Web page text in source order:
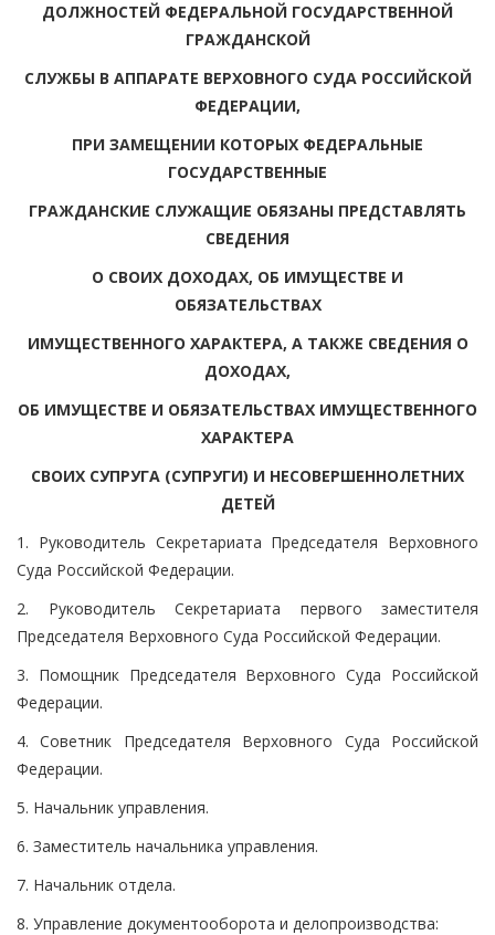
ДОЛЖНОСТЕЙ ФЕДЕРАЛЬНОЙ ГОСУДАРСТВЕННОЙ
ГРАЖДАНСКОЙ
СЛУЖБЫ В АППАРАТЕ ВЕРХОВНОГО СУДА РОССИЙСКОЙ
ФЕДЕРАЦИИ,
ПРИ ЗАМЕЩЕНИИ КОТОРЫХ ФЕДЕРАЛЬНЫЕ
ГОСУДАРСТВЕННЫЕ
ГРАЖДАНСКИЕ СЛУЖАЩИЕ ОБЯЗАНЫ ПРЕДСТАВЛЯТЬ
СВЕДЕНИЯ
О СВОИХ ДОХОДАХ, ОБ ИМУЩЕСТВЕ И
ОБЯЗАТЕЛЬСТВАХ
ИМУЩЕСТВЕННОГО ХАРАКТЕРА, А ТАКЖЕ СВЕДЕНИЯ О
ДОХОДАХ,
ОБ ИМУЩЕСТВЕ И ОБЯЗАТЕЛЬСТВАХ ИМУЩЕСТВЕННОГО
ХАРАКТЕРА
СВОИХ СУПРУГА (СУПРУГИ) И НЕСОВЕРШЕННОЛЕТНИХ
ДЕТЕЙ
1. Руководитель Секретариата Председателя Верховного
Суда Российской Федерации.
2. Руководитель Секретариата первого заместителя
Председателя Верховного Суда Российской Федерации.
3. Помощник Председателя Верховного Суда Российской
Федерации.
4. Советник Председателя Верховного Суда Российской
Федерации.
5. Начальник управления.
6. Заместитель начальника управления.
7. Начальник отдела.
8. Управление документооборота и делопроизводства: